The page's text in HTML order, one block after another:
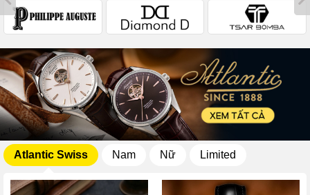
Atlantic Swiss Nam Nữ Limited